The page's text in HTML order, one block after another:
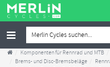
Komponenten für Rennrad und MTB
Brems- und Disc-Bremsbeläge